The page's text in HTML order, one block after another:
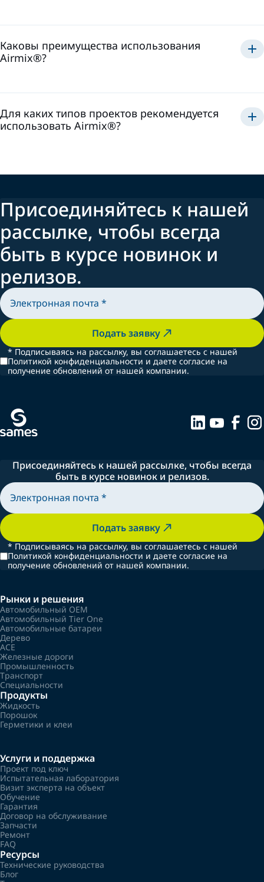
Каковы преимущества использования
Airmix®?
Для каких типов проектов рекомендуется
использовать Airmix®?
Присоединяйтесь к нашей
рассылке, чтобы всегда
быть в курсе новинок и
релизов.
Подать заявку
* Подписываясь на рассылку, вы соглашаетесь с нашей
Политикой конфиденциальности и даете согласие на
получение обновлений от нашей компании.
Присоединяйтесь к нашей рассылке, чтобы всегда
быть в курсе новинок и релизов.
Подать заявку
* Подписываясь на рассылку, вы соглашаетесь с нашей
Политикой конфиденциальности и даете согласие на
получение обновлений от нашей компании.
Рынки и решения
Автомобильный OEM
Автомобильный Tier One
Автомобильные батареи
Дерево
ACE
Железные дороги
Промышленность
Транспорт
Специальности
Продукты
Жидкость
Порошок
Герметики и клеи
Услуги и поддержка
Проект под ключ
Испытательная лаборатория
Визит эксперта на объект
Обучение
Гарантия
Договор на обслуживание
Запчасти
Ремонт
FAQ
Ресурсы
Технические руководства
Блог